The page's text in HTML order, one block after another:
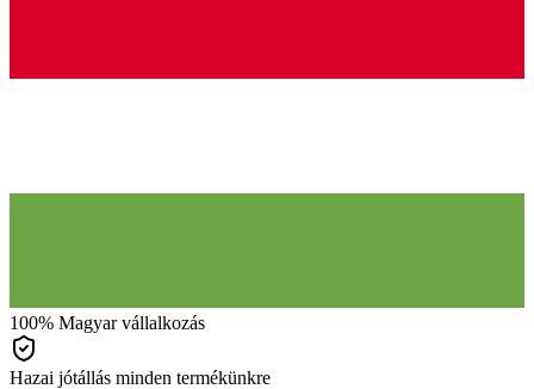
100% Magyar vállalkozás
Hazai jótállás minden termékünkre